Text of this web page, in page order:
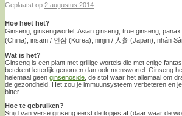
Geplaatst op 2 augustus 2014
Hoe heet het?
Ginseng, ginsengwortel, Asian ginseng, true ginseng,
(China), insam / 인삼 (Korea), ninjin / 人参 (Japan), nhân
Wat is het?
Ginseng is een plant met grillige wortels die met enige
betekent letterlijk genomen dan ook menswortel. Ginseng
helemaal geen ginsenoside , de stof waar het allemaal om
de gezondheid. Het zou je immuunsysteem verbeteren en
bitter.
Hoe te gebruiken?
Snijd van verse ginseng eerst de topjes af (daar waar de